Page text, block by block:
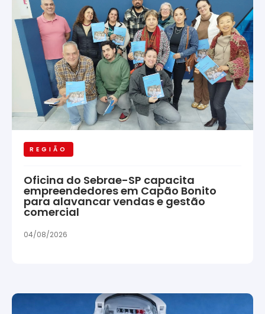
REGIÃO
Oficina do Sebrae-SP capacita
empreendedores em Capão Bonito
para alavancar vendas e gestão
comercial
04/08/2026